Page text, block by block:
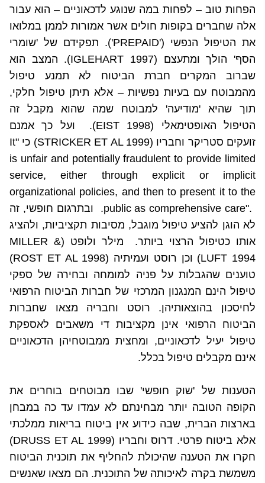
הפחות טוב – לפחות במה שנוגע לדכאוניים – הוא עבור
אלה שחברים בקופות חולים אשר אמורות לממן במלואו
את הטיפול הנפשי ('PREPAID'). תפקידם של 'שומרי
הסף' הולך ומתעצם (IGLEHART 1997). המצב הוא
שברוב המקרים חברת הביטוח לא תמנע טיפול
מהמבוטח עם בעיות נפשיות – אלא תיתן טיפול חלקי,
תוך שהיא 'מודיעה' למבוטח שמה שהוא מקבל זה
הטיפול האופטימאלי (EIST 1998
).
ועל כך אמנם
זועקים סטריקר וחבריו (STRICKER ET AL 1999) כי "It
is unfair and potentially fraudulent to provide limited
service, either through explicit or implicit
organizational policies, and then to present it to the
public as comprehensive care".
.
ובתרגום חופשי, זה
לא הוגן להציע טיפול מוגבל, מסיבות תקציביות, ולהציג
אותו כטיפול הרצוי ביותר.
מילר ולופט (MILLER &
LUFT 1994) וכן רוסט ועמיתיה (ROST ET AL 1998
)
טוענים שהגבלות על פניה למומחה ובחירה של ספקי
טיפול הינם המנגנון המרכזי של חברות הביטוח הרפואי
לחיסכון בהוצאותיהן. רוסט וחבריה מצאו שחברות
הביטוח הרפואי אינן מקציבות די משאבים לאספקת
טיפול יעיל לדכאוניים, ומחצית ממבוטחיהן הדכאוניים
אינם מקבלים טיפול בכלל.
הטענות של 'שוק חופשי' שבו מבוטחים בוחרים את
הקופה הטובה יותר מבחינתם לא עמדו עד כה במבחן
בארצות הברית, שבה כידוע אין ביטוח בריאות ממלכתי
אלא ביטוח פרטי. דרוס וחבריו (DRUSS ET AL 1999
)
חקרו את הטענה שהיכולת להחליף את תוכנית הביטוח
משמשת בקרה לאיכותה של התוכנית. הם מצאו שאנשים